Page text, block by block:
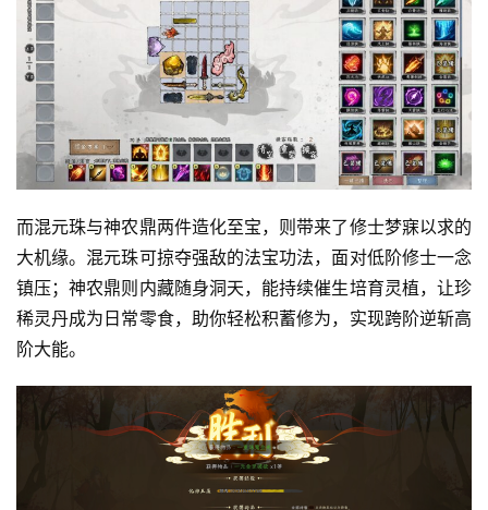
手
机
游
戏
单
机
戏
休
闲
游
而混元珠与神农鼎两件造化至宝，则带来了修士梦寐以求的
大机缘。混元珠可掠夺强敌的法宝功法，面对低阶修士一念
镇压；神农鼎则内藏随身洞天，能持续催生培育灵植，让珍
稀灵丹成为日常零食，助你轻松积蓄修为，实现跨阶逆斩高
阶大能。